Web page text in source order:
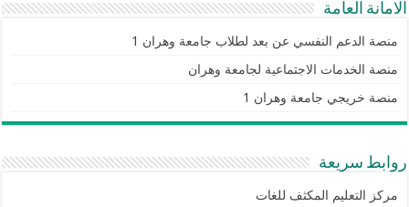
الامانة العامة
منصة الدعم النفسي عن بعد لطلاب جامعة وهران 1
منصة الخدمات الاجتماعية لجامعة وهران
منصة خريجي جامعة وهران 1
روابط سريعة
مركز التعليم المكثف للغات